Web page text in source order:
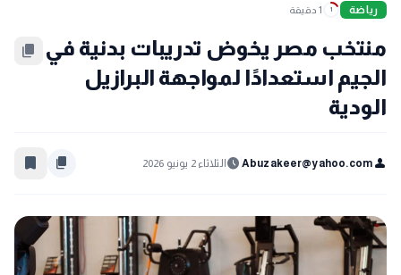
رياضة 1 1 دقيقة
منتخب مصر يخوض تدريبات بدنية في
الجيم استعدادًا لمواجهة البرازيل
الودية
content_copy
person
Abuzakeer@yahoo.com
schedule الثلاثاء 2 يونيو 2026 content_copy
bookmark_border